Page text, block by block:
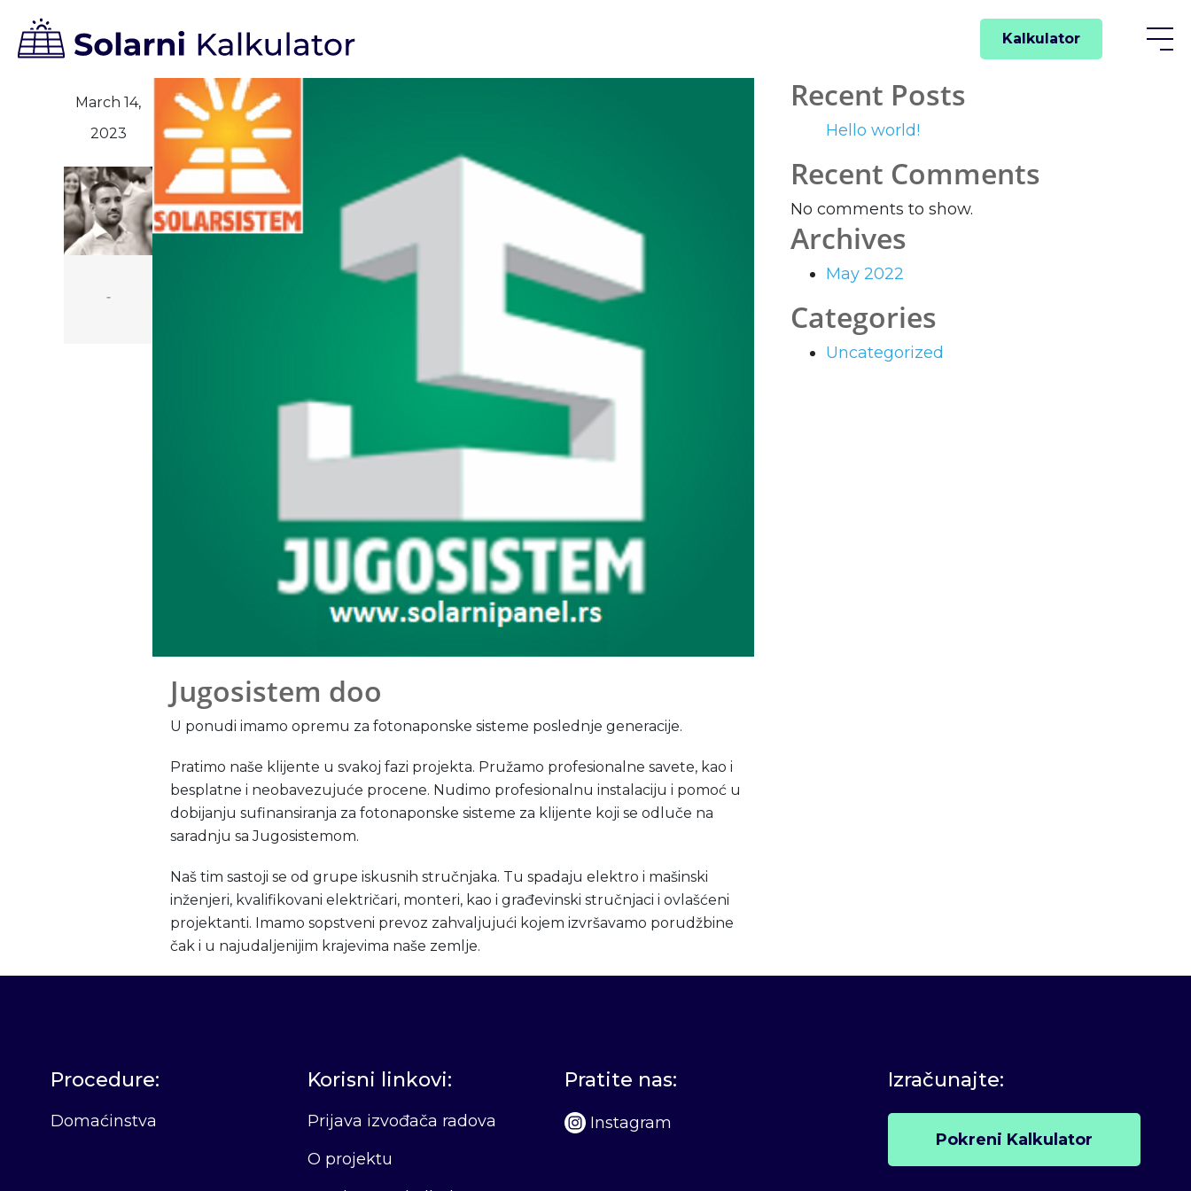
Kalkulator
March 14,
2023
-
Jugosistem doo
U ponudi imamo opremu za fotonaponske sisteme poslednje generacije.
Pratimo naše klijente u svakoj fazi projekta. Pružamo profesionalne savete, kao i
besplatne i neobavezujuće procene. Nudimo profesionalnu instalaciju i pomoć u
dobijanju sufinansiranja za fotonaponske sisteme za klijente koji se odluče na
saradnju sa Jugosistemom.
Naš tim sastoji se od grupe iskusnih stručnjaka. Tu spadaju elektro i mašinski
inženjeri, kvalifikovani električari, monteri, kao i građevinski stručnjaci i ovlašćeni
projektanti. Imamo sopstveni prevoz zahvaljujući kojem izvršavamo porudžbine
čak i u najudaljenijim krajevima naše zemlje.
Recent Posts
Hello world!
Recent Comments
No comments to show.
Archives
May 2022
Categories
Uncategorized
Procedure:
Domaćinstva
Korisni linkovi:
Prijava izvođača radova
O projektu
Pratite nas:
Instagram
Izračunajte:
Pokreni Kalkulator